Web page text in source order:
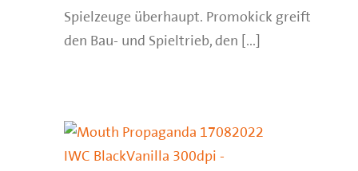
Spielzeuge überhaupt. Promokick greift
den Bau- und Spieltrieb, den [...]